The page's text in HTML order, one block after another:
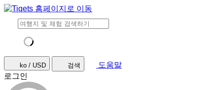
ko / USD 검색
도움말
로그인